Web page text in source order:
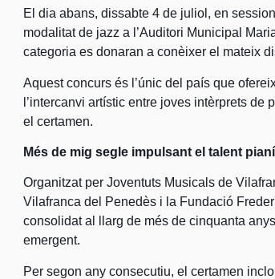
El dia abans, dissabte 4 de juliol, en
modalitat de jazz a l’Auditori Municipal
categoria es donaran a conèixer el mateix
Aquest concurs és l’únic del país que
l’intercanvi artístic entre joves intèrprets
el certamen.
Més de mig segle impulsant el talent
Organitzat per Joventuts Musicals de
Vilafranca del Penedès i la Fundació
consolidat al llarg de més de cinquanta
emergent.
Per segon any consecutiu, el certamen